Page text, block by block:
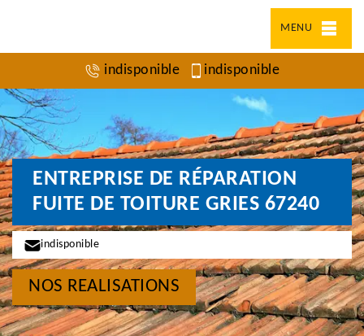
MENU
indisponible indisponible
ENTREPRISE DE RÉPARATION
FUITE DE TOITURE GRIES 67240
indisponible
NOS REALISATIONS